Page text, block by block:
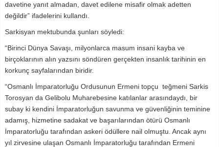
davetine yanıt almadan, davet edilene misafir olmak adetten
değildir” ifadelerini kullandı.
Sarkisyan mektubunda şunları söyledi:
“Birinci Dünya Savaşı, milyonlarca masum insani kayba ve
birçoklarının alın yazsını söndüren gerçekten insanlık tarihinin en
korkunç sayfalarından biridir.
“Osmanlı İmparatorluğu Ordusunun Ermeni topçu teğmeni Sarkis
Torosyan da Gelibolu Muharebesine katılanlar arasındaydı, bir
subay ki kendini İmparatorluğun savunma ve güvenliğinin teminine
adamış, hizmetine sadakat ve başarılarından ötürü Osmanlı
İmparatorluğu tarafından askeri ödüllere nail olmuştu. Ancak aynı
yıl zirvesine ulaşan Osmanlı İmparatorluğu tarafından Ermeni